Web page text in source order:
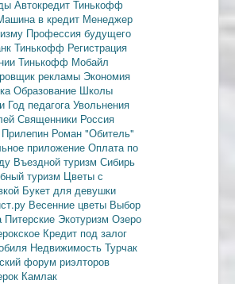
Автокредит Тинькофф
в кредит Менеджер
Профессия будущего
Тинькофф Регистрация
Тинькофф Мобайл
рекламы Экономия
Образование Школы
Год педагогаУвольнения
Священники Россия
Роман "Обитель"
приложение Оплата по
Въездной туризм Сибирь
туризм Цветы с
Букет для девушки
Весенние цветы Выбор
Питерские Экотуризм Озеро
Кредит под залог
Недвижимость Турчак
форум риэлторов
Камлак